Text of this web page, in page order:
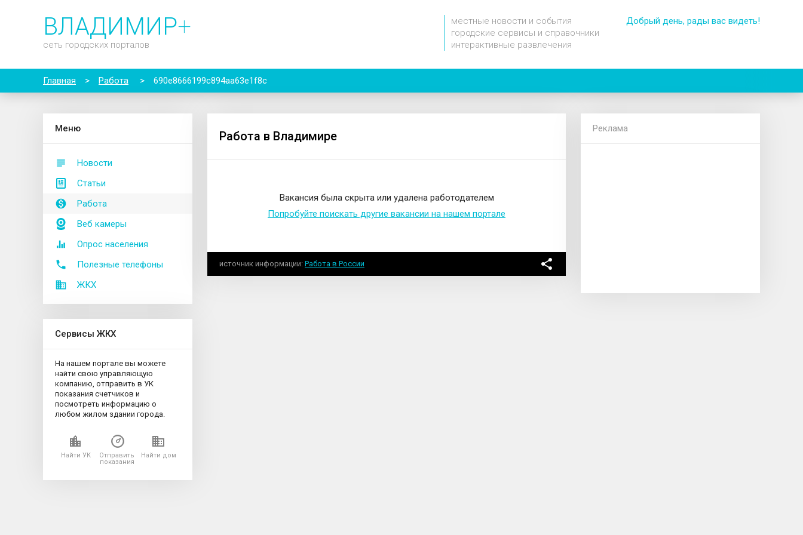
ВЛАДИМИР+
сеть городских порталов
местные новости и события
городские сервисы и справочники
интерактивные развлечения
Добрый день, рады вас видеть!
Главная > Работа > 690e8666199c894aa63e1f8c
Меню
Новости
Статьи
Работа
Веб камеры
Опрос населения
Полезные телефоны
ЖКХ
Сервисы ЖКХ
На нашем портале вы можете
найти свою управляющую
компанию, отправить в УК
показания счетчиков и
посмотреть информацию о
любом жилом здании города.
Найти УК
Отправить
показания
Найти дом
Работа в Владимире
Вакансия была скрыта или удалена работодателем
Попробуйте поискать другие вакансии на нашем портале
источник информации Работа в России
Реклама